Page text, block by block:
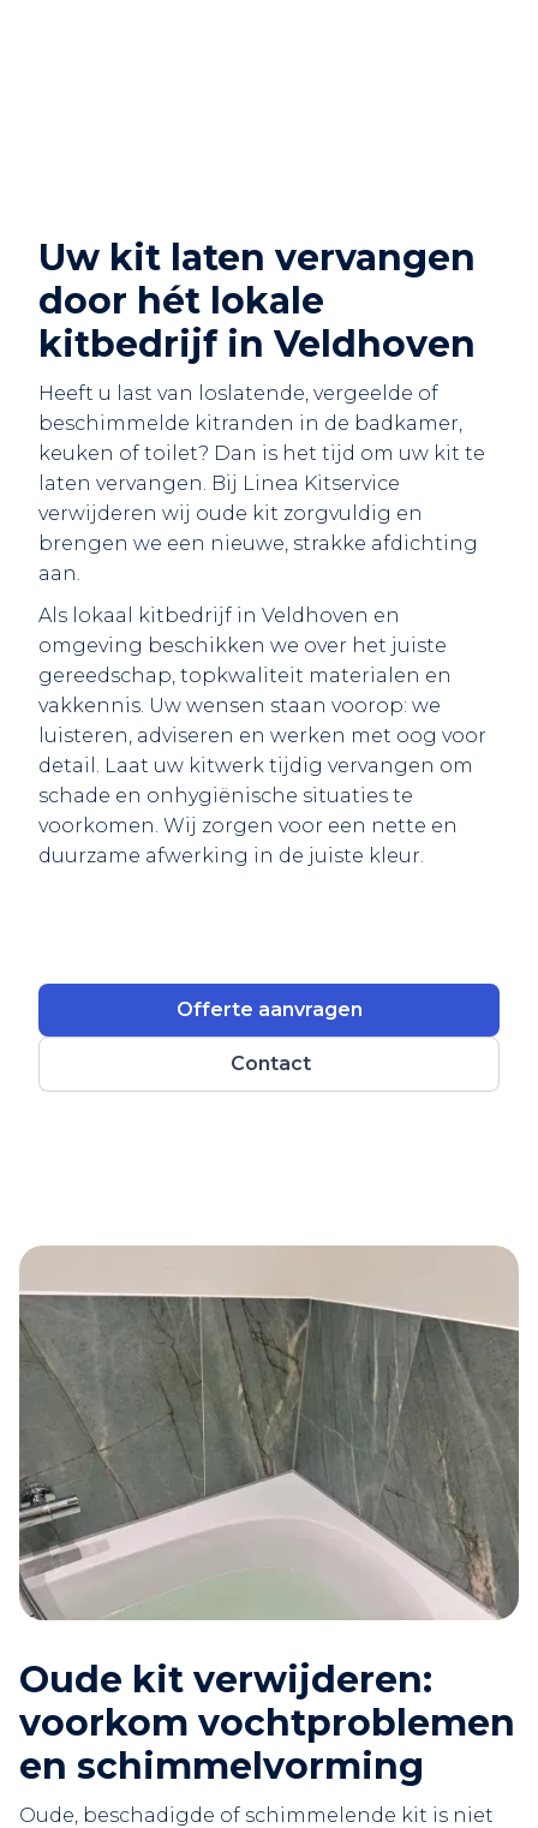
Uw kit laten vervangen
door hét lokale
kitbedrijf in Veldhoven
Heeft u last van loslatende, vergeelde of
beschimmelde kitranden in de badkamer,
keuken of toilet? Dan is het tijd om uw kit te
laten vervangen. Bij Linea Kitservice
verwijderen wij oude kit zorgvuldig en
brengen we een nieuwe, strakke afdichting
aan.
Als lokaal kitbedrijf in Veldhoven en
omgeving beschikken we over het juiste
gereedschap, topkwaliteit materialen en
vakkennis. Uw wensen staan voorop: we
luisteren, adviseren en werken met oog voor
detail. Laat uw kitwerk tijdig vervangen om
schade en onhygiënische situaties te
voorkomen. Wij zorgen voor een nette en
duurzame afwerking in de juiste kleur.
Contact
Offerte aanvragen
Oude kit verwijderen:
voorkom vochtproblemen
en schimmelvorming
Oude, beschadigde of schimmelende kit is niet